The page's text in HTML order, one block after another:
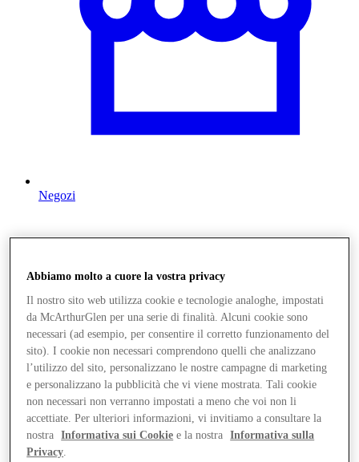
Negozi
Abbiamo molto a cuore la vostra privacy
Il nostro sito web utilizza cookie e tecnologie analoghe, impostati
da McArthurGlen per una serie di finalità. Alcuni cookie sono
necessari (ad esempio, per consentire il corretto funzionamento del
sito). I cookie non necessari comprendono quelli che analizzano
l’utilizzo del sito, personalizzano le nostre campagne di marketing
e personalizzano la pubblicità che vi viene mostrata. Tali cookie
non necessari non verranno impostati a meno che voi non li
accettiate. Per ulteriori informazioni, vi invitiamo a consultare la
nostra
Informativa sui Cookie e la nostra
Informativa sulla
Privacy